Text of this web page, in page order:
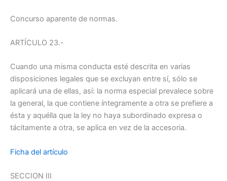
Concurso aparente de normas.
ARTÍCULO 23.-
Cuando una misma conducta esté descrita en varias
disposiciones legales que se excluyan entre sí, sólo se
aplicará una de ellas, así: la norma especial prevalece sobre
la general, la que contiene íntegramente a otra se prefiere a
ésta y aquélla que la ley no haya subordinado expresa o
tácitamente a otra, se aplica en vez de la accesoria.
Ficha del artículo
SECCION III